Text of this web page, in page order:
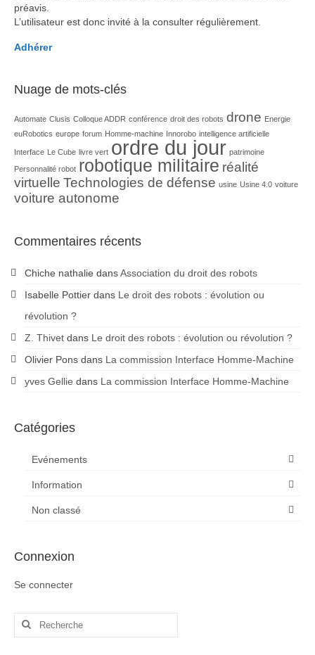
préavis.
L’utilisateur est donc invité à la consulter régulièrement.
Adhérer
Nuage de mots-clés
Automate Clusis Colloque ADDR conférence droit des robots drone Energie
euRobotics europe forum Homme-machine Innorobo intelligence artificielle
Interface Le Cube livre vert ordre du jour patrimoine
Personnalité robot robotique militaire réalité
virtuelle Technologies de défense usine Usine 4.0 voiture
voiture autonome
Commentaires récents
Chiche nathalie dansAssociation du droit des robots
Isabelle Pottier dans Le droit des robots : évolution ou
révolution ?
Z. Thivet dans Le droit des robots : évolution ou révolution ?
Olivier Pons dans La commission Interface Homme-Machine
yves Gellie dans La commission Interface Homme-Machine
Catégories
Evénements
Information
Non classé
Connexion
Se connecter
Rechercher